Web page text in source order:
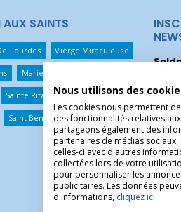
SAINTS
Lourdes Vierge Miraculeuse
Marie Qui Défait Les Noeuds
Sainte Rita Sainte Thérèse
Saint Benoît Saint Christophe
nos
Nous utilisons des
Les cookies nous permettent
des fonctionnalités relatives
partageons également des
partenaires de médias
celles-ci avec d'autres
collectées lors de votre
pour personnaliser les
publicitaires. Les données
d'informations, cliquez ici.